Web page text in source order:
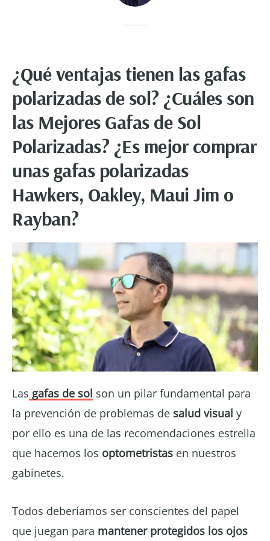
¿Qué ventajas tienen las gafas
polarizadas de sol? ¿Cuáles son
las Mejores Gafas de Sol
Polarizadas? ¿Es mejor comprar
unas gafas polarizadas
Hawkers, Oakley, Maui Jim o
Rayban?
Las gafas de sol son un pilar fundamental para
la prevención de problemas de salud visual y
por ello es una de las recomendaciones estrella
que hacemos los optometristas en nuestros
gabinetes.
Todos deberíamos ser conscientes del papel
que juegan para mantener protegidos los ojos